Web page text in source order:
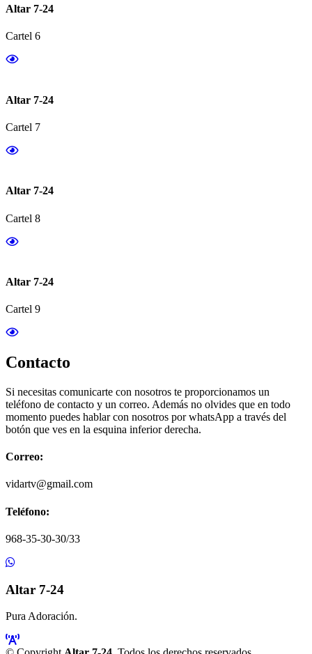
Altar 7-24
Cartel 6
Altar 7-24
Cartel 7
Altar 7-24
Cartel 8
Altar 7-24
Cartel 9
Contacto
Si necesitas comunicarte con nosotros te proporcionamos un
teléfono de contacto y un correo. Además no olvides que en todo
momento puedes hablar con nosotros por whatsApp a través del
botón que ves en la esquina inferior derecha.
Correo:
vidartv@gmail.com
Teléfono:
968-35-30-30/33
Altar 7-24
Pura Adoración.